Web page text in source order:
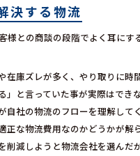
決する物流
様との商談の段階でよく耳にす
庫ズレが多く、やり取りに時
と言っていた事が実際はできな
社の物流のフローを理解して
な物流費用なのかどうかが解ら
削減しようと物流会社を選んだ